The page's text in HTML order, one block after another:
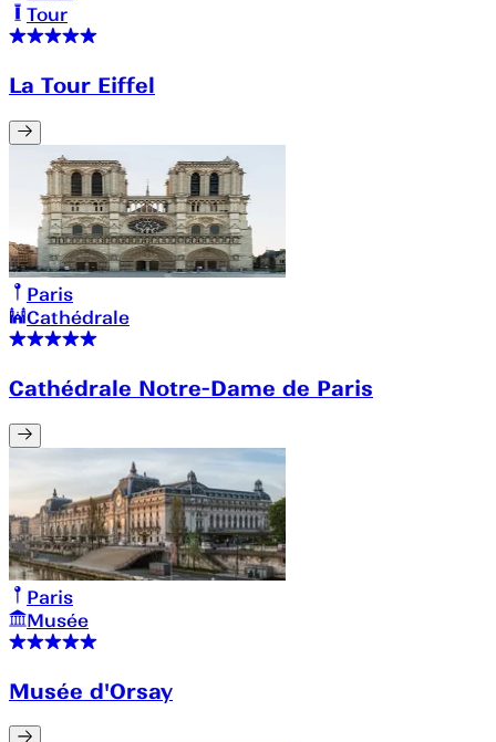
Tour
La Tour Eiffel
Paris
Cathédrale
Cathédrale Notre-Dame de Paris
Paris
Musée
Musée d'Orsay